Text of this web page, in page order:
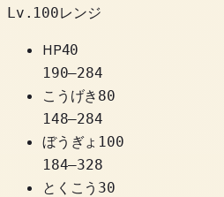
Lv.100レンジ
HP40
190–284
こうげき 80
148–284
ぼうぎょ 100
184–328
とくこう 30